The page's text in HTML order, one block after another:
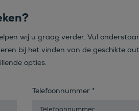
wij u graag verder. Vul
bij het vinden van de geschikte
opties.
Telefoonnummer *